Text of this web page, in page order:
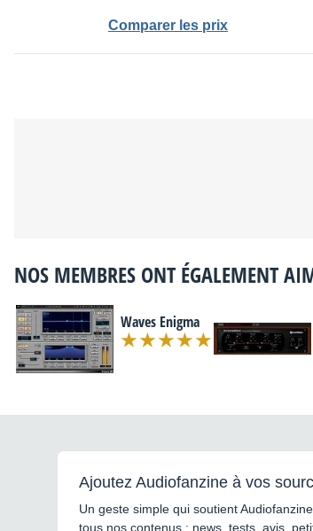
Comparer les prix
NOS MEMBRES ONT ÉGALEMENT
Waves Enigma
Ajoutez Audiofanzine à vos
Un geste simple qui soutient
tous nos contenus : news, tests, avis,